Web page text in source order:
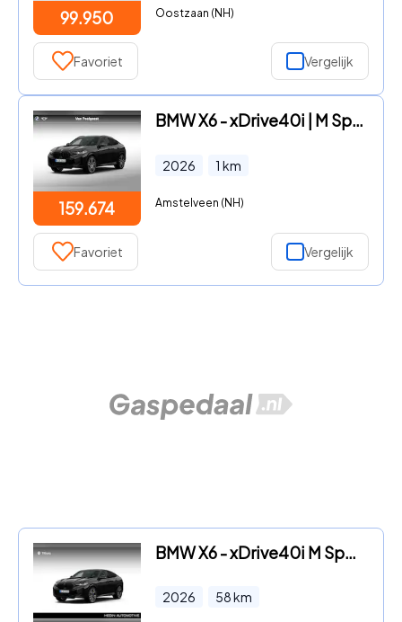
99.950 Oostzaan (NH)
Favoriet Vergelijk
159.674
BMW X6 - xDrive40i | M Sportpakket Pro | Travel Pack | Innovation Pac
2026 1 km
Amstelveen (NH)
Favoriet Vergelijk
BMW X6 - xDrive40i M Sportpakket Pro | Exclusive Pack | Driving Assis
2026 58km